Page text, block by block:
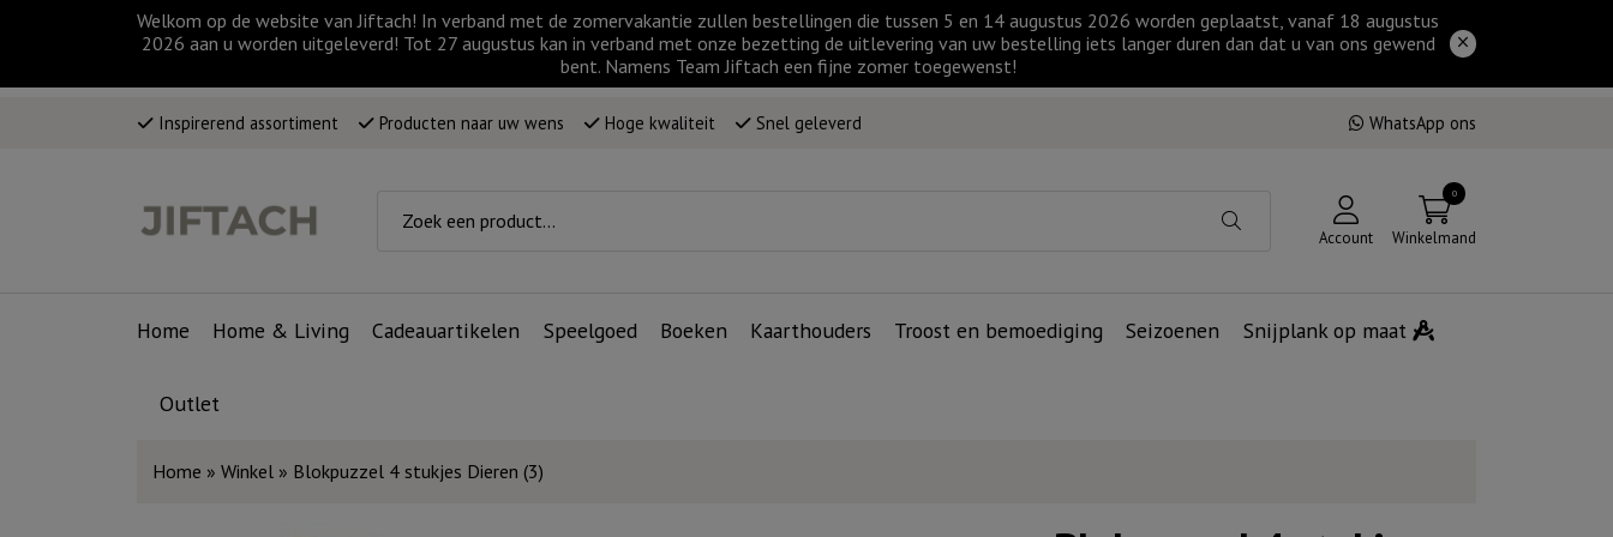
Welkom op de website van Jiftach! In verband met de zomervakantie zullen bestellingen die tussen 5 en 14 augustus 2026 worden geplaatst, vanaf 18 augustus
2026 aan u worden uitgeleverd! Tot 27 augustus kan in verband met onze bezetting de uitlevering van uw bestelling iets langer duren dan dat u van ons gewend
bent. Namens Team Jiftach een fijne zomer toegewenst!
Inspirerend assortiment Producten naar uw wens Hoge kwaliteit Snel geleverd WhatsApp ons
Account
0
Winkelmand
Home Home & Living Cadeauartikelen Speelgoed Boeken Kaarthouders Troost en bemoediging Seizoenen Snijplank op maat
Outlet
Home » Winkel » Blokpuzzel 4 stukjes Dieren (3)